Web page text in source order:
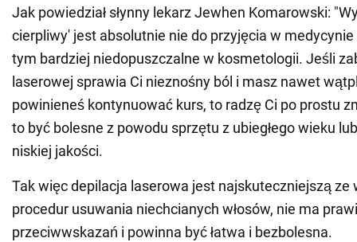
Jak powiedział słynny lekarz Jewhen Komarowski:
cierpliwy' jest absolutnie nie do przyjęcia w
tym bardziej niedopuszczalne w kosmetologii. Jeśli
laserowej sprawia Ci nieznośny ból i masz nawet
powinieneś kontynuować kurs, to radzę Ci po prostu
to być bolesne z powodu sprzętu z ubiegłego wieku
niskiej jakości.
Tak więc depilacja laserowa jest najskuteczniejszą ze
procedur usuwania niechcianych włosów, nie ma
przeciwwskazań i powinna być łatwa i bezbolesna.